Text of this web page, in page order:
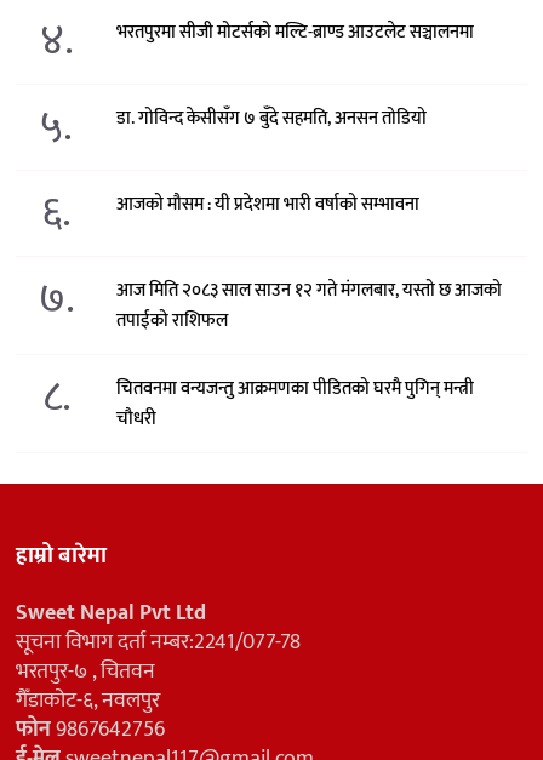
४. भरतपुरमा सीजी मोटर्सको मल्टि-ब्राण्ड आउटलेट सञ्चालनमा
५. डा. गोविन्द केसीसँग ७ बुँदे सहमति, अनसन तोडियो
६. आजको मौसम : यी प्रदेशमा भारी वर्षाको सम्भावना
७.
आज मिति २०८३ साल साउन १२ गते मंगलबार, यस्तो छ आजको
तपाईको राशिफल
८.
चितवनमा वन्यजन्तु आक्रमणका पीडितको घरमै पुगिन् मन्त्री
चौधरी
हाम्रो बारेमा
Sweet Nepal Pvt Ltd
सूचना विभाग दर्ता नम्बर:2241/077-78
भरतपुर-७ , चितवन
गैँडाकोट-६, नवलपुर
फोन9867642756